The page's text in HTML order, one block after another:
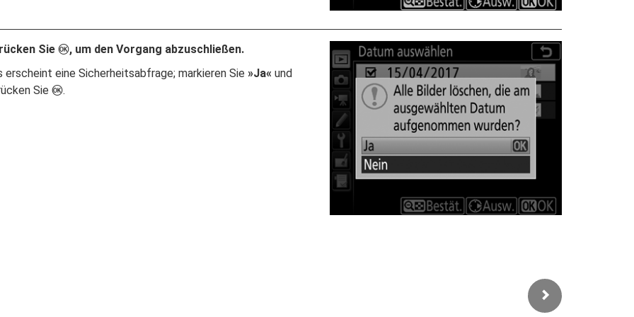
Sie J, um den Vorgang abzuschließen.
erscheint eine Sicherheitsabfrage; markieren Sie »Ja« und
Sie J.